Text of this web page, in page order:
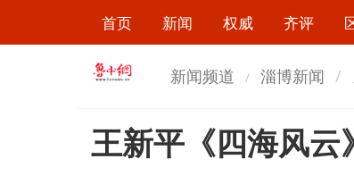
首页 新闻 权威 齐评
新闻频道 淄博新闻
王新平《四海风云